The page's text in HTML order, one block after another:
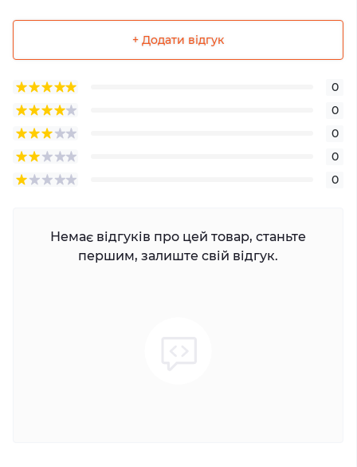
+ Додати відгук
0
0
0
0
0
Немає відгуків про цей товар, станьте
першим, залиште свій відгук.